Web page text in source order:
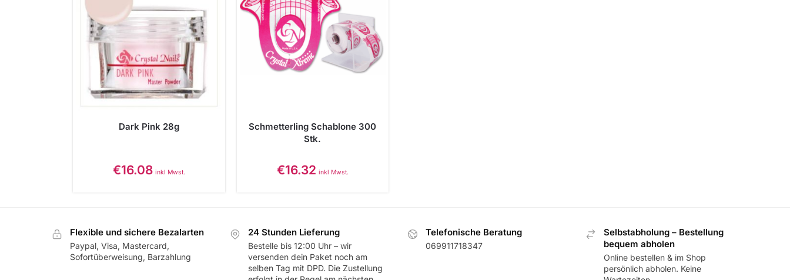
Dark Pink 28g
€16.08 inkl Mwst.
Schmetterling Schablone 300
Stk.
€16.32 inkl Mwst.
Flexible und sichere Bezalarten
Paypal, Visa, Mastercard,
Sofortüberweisung, Barzahlung
24 Stunden Lieferung
Bestelle bis 12:00 Uhr – wir
versenden dein Paket noch am
selben Tag mit DPD. Die Zustellung
Telefonische Beratung
069911718347
Selbstabholung – Bestellung
bequem abholen
Online bestellen & im Shop
persönlich abholen. Keine